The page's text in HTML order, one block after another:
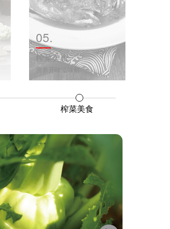
05.
榨菜美食
营养开味滋味鲜
榨菜美食